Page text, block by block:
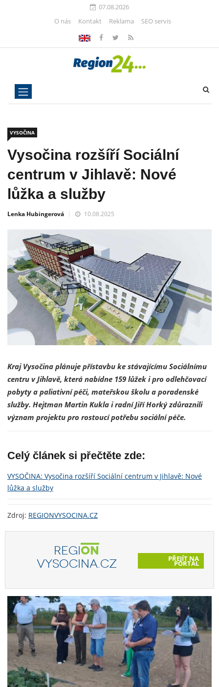
07.08.2026
O nás
Kontakt Reklama SEO servis
VYSOČINA
Vysočina rozšíří Sociální
centrum v Jihlavě: Nové
lůžka a služby
Lenka Hubingerová 10.08.2025
Kraj Vysočina plánuje přístavbu ke stávajícímu Sociálnímu
centru v Jihlavě, která nabídne 159 lůžek i pro odlehčovací
pobyty a paliativní péči, mateřskou školu a poradenské
služby. Hejtman Martin Kukla i radní Jiří Horký zdůraznili
význam projektu pro rostoucí potřebu sociální péče.
Celý článek si přečtěte zde:
VYSOČINA: Vysočina rozšíří Sociální centrum v Jihlavě: Nové
lůžka a služby
Zdroj: REGIONVYSOCINA.CZ
REGION
VYSOCINA.CZ
PŘEJÍT NA
PORTÁL